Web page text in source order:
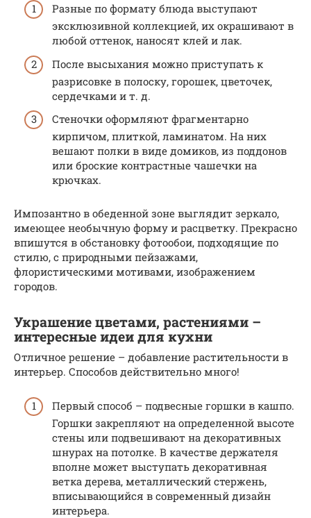
Разные по формату блюда выступают
эксклюзивной коллекцией, их окрашивают в
любой оттенок, наносят клей и лак.
После высыхания можно приступать к
разрисовке в полоску, горошек, цветочек,
сердечками и т. д.
Стеночки оформляют фрагментарно
кирпичом, плиткой, ламинатом. На них
вешают полки в виде домиков, из поддонов
или броские контрастные чашечки на
крючках.
Импозантно в обеденной зоне выглядит зеркало,
имеющее необычную форму и расцветку. Прекрасно
впишутся в обстановку фотообои, подходящие по
стилю, с природными пейзажами,
флористическими мотивами, изображением
городов.
Украшение цветами, растениями –
интересные идеи для кухни
Отличное решение – добавление растительности в
интерьер. Способов действительно много!
Первый способ – подвесные горшки в кашпо.
Горшки закрепляют на определенной высоте
стены или подвешивают на декоративных
шнурах на потолке. В качестве держателя
вполне может выступать декоративная
ветка дерева, металлический стержень,
вписывающийся в современный дизайн
интерьера.